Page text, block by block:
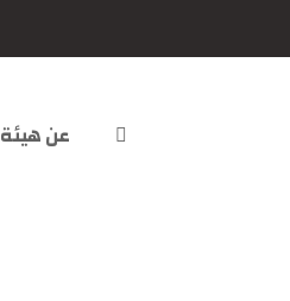
عن هيئة